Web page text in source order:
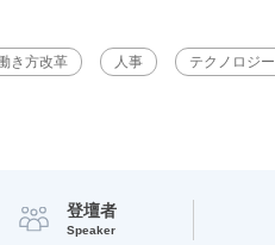
き方改革 人事 テクノロジー
登壇者
Speaker